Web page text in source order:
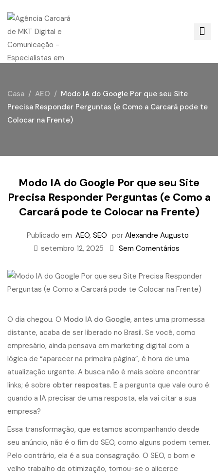
Casa AEO
Modo IA do Google Por que seu Site
Precisa Responder Perguntas (e Como a Carcará pode te
Colocar na Frente)
Modo IA do Google Por que seu Site
Precisa Responder Perguntas (e Como a
Carcará pode te Colocar na Frente)
Publicado em AEO, SEO por Alexandre Augusto
setembro 12, 2025
Sem Comentários
O dia chegou. O Modo IA do Google, antes uma promessa
distante, acaba de ser liberado no Brasil. Se você, como
empresário, ainda pensava em marketing digital com a
lógica de “aparecer na primeira página”, é hora de uma
atualização urgente. A busca não é mais sobre encontrar
links; é sobre obter respostas. E a pergunta que vale ouro é:
quando a IA precisar de uma resposta, ela vai citar a sua
empresa?
Essa transformação, que estamos acompanhando desde
seu anúncio, não é o fim do SEO, como alguns podem temer.
Pelo contrário, ela é a sua consagração. O SEO, o bom e
velho trabalho de otimização, tornou-se o alicerce